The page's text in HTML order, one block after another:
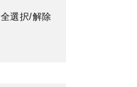
全選択/解除